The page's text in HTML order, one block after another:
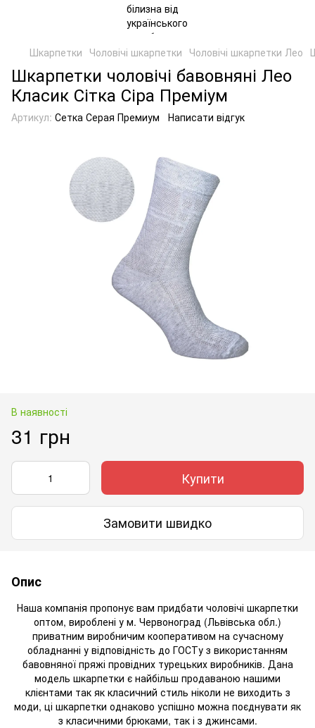
Шкарпетки Чоловічі шкарпетки Чоловічі шкарпетки Лео
Шкарпетки чоловічі бавовняні Лео
Класик Сітка Сіра Преміум
Артикул: Сетка Серая Премиум Написати відгук
В наявності
31 грн
Купити
Замовити швидко
Опис
Наша компанія пропонує вам придбати чоловічі шкарпетки
оптом, вироблені у м. Червоноград (Львівська обл.)
приватним виробничим кооперативом на сучасному
обладнанні у відповідність до ГОСТу з використанням
бавовняної пряжі провідних турецьких виробників. Дана
модель шкарпетки є найбільш продаваною нашими
клієнтами так як класичний стиль ніколи не виходить з
моди, ці шкарпетки однаково успішно можна поєднувати як
з класичними брюками, так і з джинсами.